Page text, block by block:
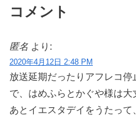
コメント
匿名 より:
2020年4月12日 2:48 PM
放送延期だったりアフレコ停
で、はめふらとかぐや様は大
あとイエスタデイをうたって